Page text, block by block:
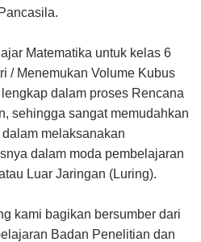
Matematika untuk kelas 6
/ Menemukan Volume Kubus
dalam proses Rencana
sehingga sangat memudahkan
melaksanakan
dalam moda pembelajaran
Luar Jaringan (Luring).
kami bagikan bersumber dari
Badan Penelitian dan